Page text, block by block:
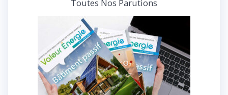
Toutes Nos Parutions